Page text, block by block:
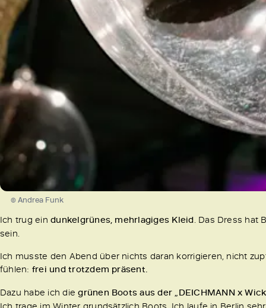
© Andrea Funk
Ich trug eindunkelgrünes, mehrlagiges Kleid . Das Dress
sein.
Ich musste den Abend über nichts daran korrigieren, nicht
fühlen: frei und trotzdem präsent.
Dazu habe ich diegrünen Boots aus der „DEICHMANN x
Ich trage im Winter grundsätzlich Boots. Ich laufe in Berlin